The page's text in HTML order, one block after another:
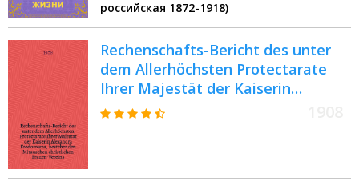
российская 1872-1918)
Rechenschafts-Bericht des unter
dem Allerhöchsten Protectarate
Ihrer Majestät der Kaiserin
Alexandra Feodorowna,